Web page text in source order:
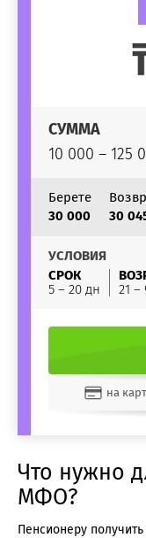
СУММА
10 000 – 125
Берете
30 000
30
УСЛОВИЯ
СРОК
5 – 20 дн
21 –
на
Что нужно
МФО?
Пенсионеру